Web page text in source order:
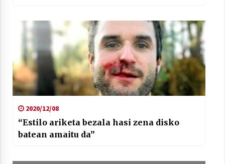
2020/12/08
“Estilo ariketa bezala hasi zena disko
batean amaitu da”